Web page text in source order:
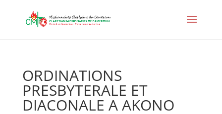
ORDINATIONS
PRESBYTERALE ET
DIACONALE A AKONO